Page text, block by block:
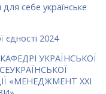
себе українське
єдності 2024
УКРАЇНСЬКОЇ
«МЕНЕДЖМЕНТ ХХІ